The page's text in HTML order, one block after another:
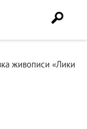
живописи «Лики